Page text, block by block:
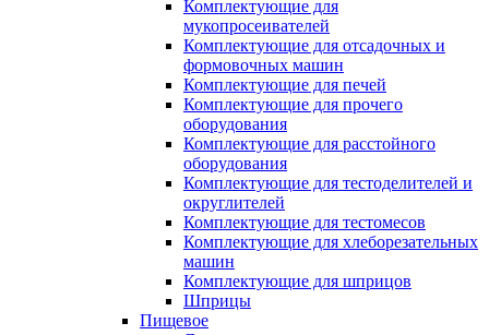
Комплектующие для
мукопросеивателей
Комплектующие для отсадочных и
формовочных машин
Комплектующие для печей
Комплектующие для прочего
оборудования
Комплектующие для расстойного
оборудования
Комплектующие для тестоделителей и
округлителей
Комплектующие для тестомесов
Комплектующие для хлеборезательных
машин
Комплектующие для шприцов
Шприцы
Пищевое